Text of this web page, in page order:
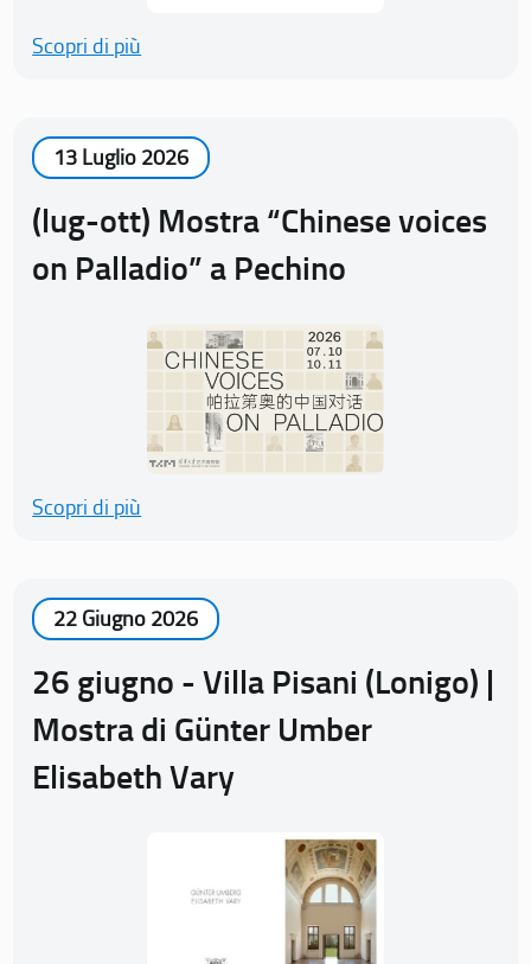
Scopri di più
13 Luglio 2026
(lug-ott) Mostra “Chinese voices
on Palladio” a Pechino
Scopri di più
22 Giugno 2026
26 giugno - Villa Pisani (Lonigo) |
Mostra di Günter Umber
Elisabeth Vary